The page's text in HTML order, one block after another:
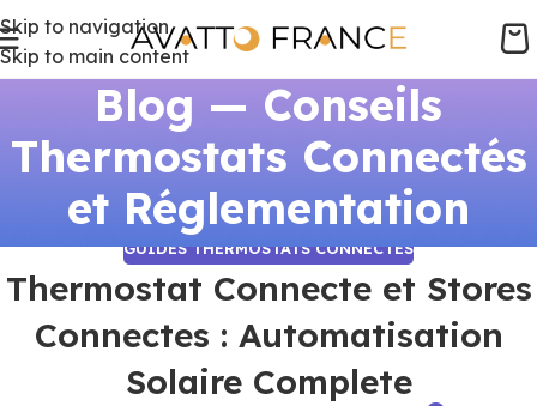
Skip to navigation
Skip to main content
Blog — Conseils
Thermostats Connectés
et Réglementation
GUIDES THERMOSTATS CONNECTÉS
Thermostat Connecte et Stores
Connectes : Automatisation
Solaire Complete